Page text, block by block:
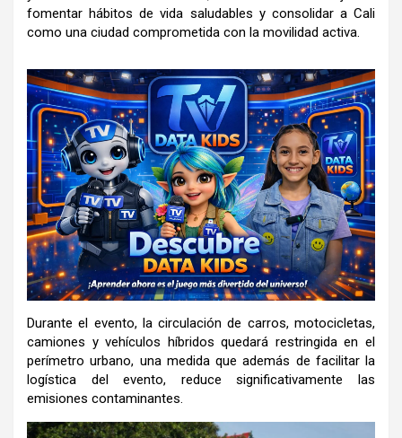
fomentar hábitos de vida saludables y consolidar a Cali
como una ciudad comprometida con la movilidad activa.
Durante el evento, la circulación de carros, motocicletas,
camiones y vehículos híbridos quedará restringida en el
perímetro urbano, una medida que además de facilitar la
logística del evento, reduce significativamente las
emisiones contaminantes.